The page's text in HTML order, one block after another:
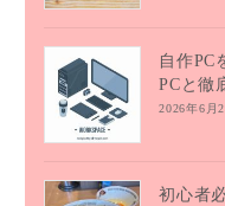
自作PC
PCと徹
2026年6月
初心者